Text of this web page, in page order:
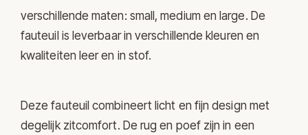
verschillende maten: small, medium en large. De
fauteuil is leverbaar in verschillende kleuren en
kwaliteiten leer en in stof.
Deze fauteuil combineert licht en fijn design met
degelijk zitcomfort. De rug en poef zijn in een